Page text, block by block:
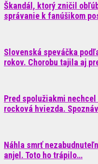
Škandál, ktorý zničil
správanie k fanúšikom
Slovenská speváčka
rokov. Chorobu tajila aj
Pred spolužiakmi
rocková hviezda.
Náhla smrť
anjel. Toto ho trápilo…